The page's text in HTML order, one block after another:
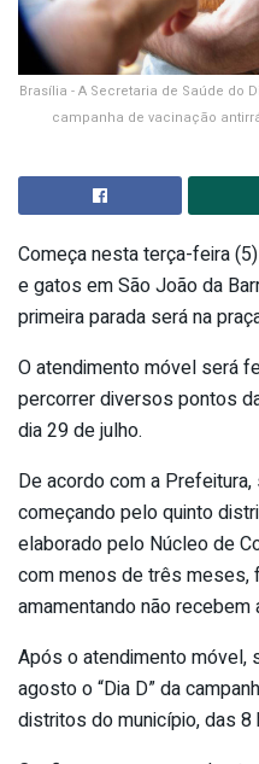
Brasília - A Secretaria de Saúde do
campanha de vacinação
Começa nesta terça-feira
e gatos em São João da
primeira parada será na
O atendimento móvel será
percorrer diversos pontos
dia 29 de julho.
De acordo com a
começando pelo quinto
elaborado pelo Núcleo de
com menos de três
amamentando não recebem
Após o atendimento móvel,
agosto o “Dia D” da
distritos do município, das 8